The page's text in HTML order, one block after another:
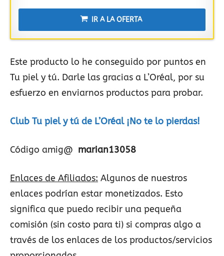
IR A LA OFERTA
Este producto lo he conseguido por puntos en
Tu piel y tú. Darle las gracias a L’Oréal, por su
esfuerzo en enviarnos productos para probar.
Club Tu piel y tú de L’Oréal ¡No te lo pierdas!
Código amig@ marian13058
Enlaces de Afiliados: Algunos de nuestros
enlaces podrían estar monetizados. Esto
significa que puedo recibir una pequeña
comisión (sin costo para ti) si compras algo a
través de los enlaces de los productos/servicios